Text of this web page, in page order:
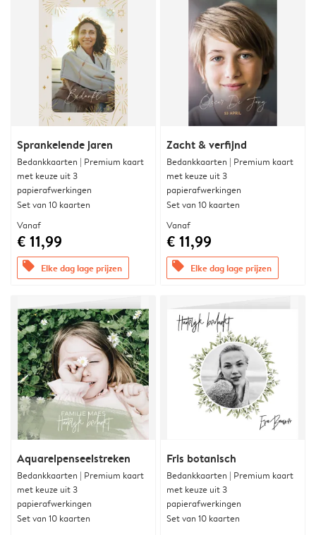
Sprankelende jaren
Bedankkaarten | Premium kaart
met keuze uit 3
papierafwerkingen
Set van 10 kaarten
Vanaf
€ 11,99
offers Elke dag lage prijzen
Zacht & verfijnd
Bedankkaarten | Premium kaart
met keuze uit 3
papierafwerkingen
Set van 10 kaarten
Vanaf
€ 11,99
offers Elke dag lage prijzen
Aquarelpenseelstreken
Bedankkaarten | Premium kaart
met keuze uit 3
papierafwerkingen
Set van 10 kaarten
Fris botanisch
Bedankkaarten | Premium kaart
met keuze uit 3
papierafwerkingen
Set van 10 kaarten